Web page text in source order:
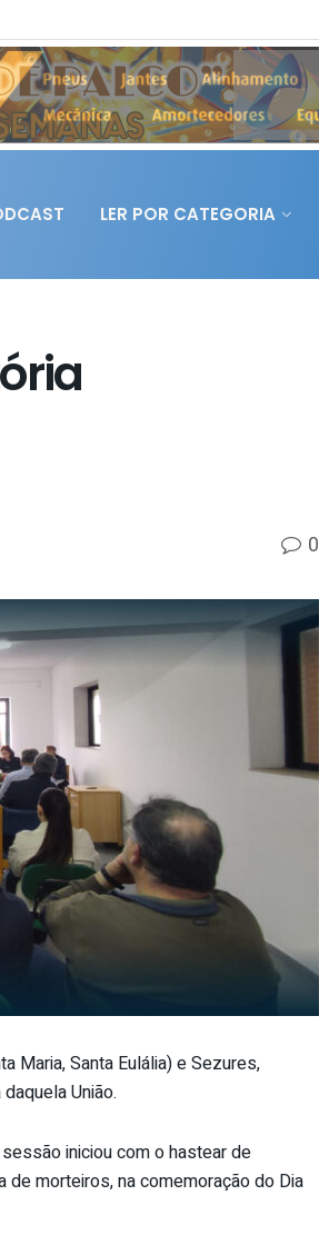
LER POR CATEGORIA
0
Maria, Santa Eulália) e Sezures,
União.
iniciou com o hastear de
de morteiros, na comemoração do Dia